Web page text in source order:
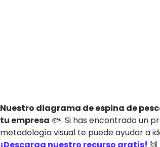
Nuestro diagrama de espina de
tu empresa 🐟. Si has encontrado un
metodología visual te puede ayudar a